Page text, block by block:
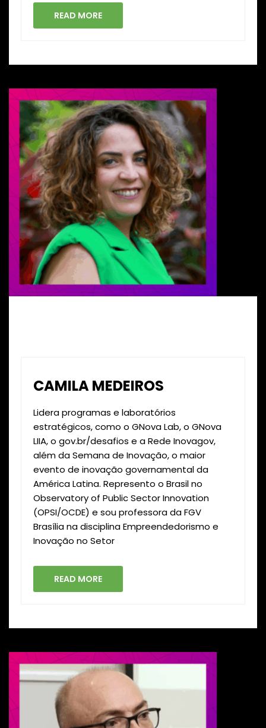
READ MORE
CAMILA MEDEIROS
Lidera programas e laboratórios
estratégicos, como o GNova Lab, o GNova
LIIA, o gov.br/desafios e a Rede Inovagov,
além da Semana de Inovação, o maior
evento de inovação governamental da
América Latina. Represento o Brasil no
Observatory of Public Sector Innovation
(OPSI/OCDE) e sou professora da FGV
Brasília na disciplina Empreendedorismo e
Inovação no Setor
READ MORE